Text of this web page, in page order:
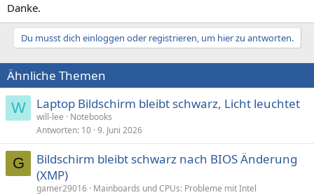
Danke.
Du musst dich einloggen oder registrieren, um hier zu antworten.
Ähnliche Themen
W Laptop Bildschirm bleibt schwarz, Licht leuchtet
will-lee
Notebooks
Antworten 10 9. Juni 2026
G
Bildschirm bleibt schwarz nach BIOS Änderung
(XMP)
gamer29016 Mainboards und CPUs: Probleme mit Intel